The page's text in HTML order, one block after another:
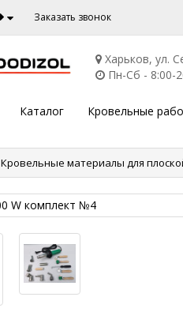
Заказать звонок
Харьков, ул.
Пн-Сб - 8:00-
Каталог Кровельные
Кровельные материалы для